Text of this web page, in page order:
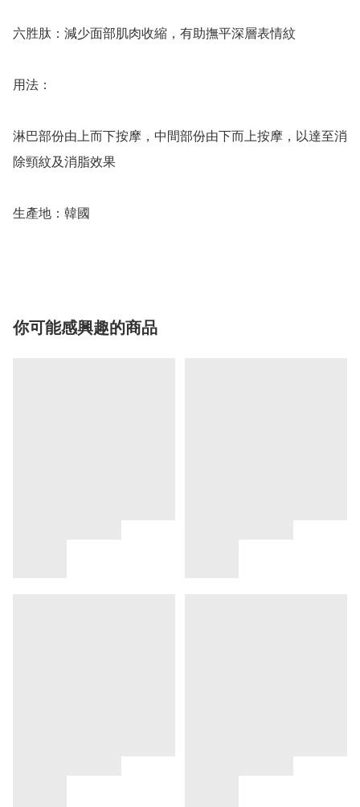
六胜肽：減少面部肌肉收縮，有助撫平深層表情紋
用法：
淋巴部份由上而下按摩，中間部份由下而上按摩，以達至消
除頸紋及消脂效果
生產地：韓國
你可能感興趣的商品